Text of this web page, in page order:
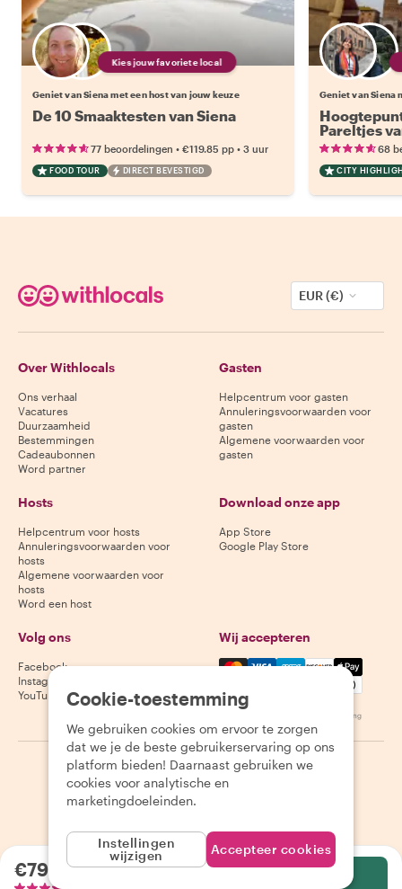
Kies jouw favoriete local
Geniet van Siena met een host van jouw keuze
De 10 Smaaktesten van Siena
77 beoordelingen • €119.85 pp • 3 uur
FOOD TOUR DIRECT BEVESTIGD
Geniet van Siena
Pareltjes
68
CITY
€79.41per persoon
EUR (€)
Over Withlocals
Ons verhaal
Vacatures
Duurzaamheid
Bestemmingen
Cadeaubonnen
Word partner
Gasten
Helpcentrum voor gasten
Annuleringsvoorwaarden voor
gasten
Algemene voorwaarden voor
gasten
Hosts
Helpcentrum voor hosts
Annuleringsvoorwaarden voor
hosts
Algemene voorwaarden voor
hosts
Word een host
Download onze app
App Store
Google Play Store
Volg ons
Facebook
Instagram
YouTube
Wij accepteren
Mastercard, Visa, Amex,
Beschikbaarheid varieert per bestemming
2026 Withlocals.com | Privacybeleid | Cookies | Sitemap
Cookie-toestemming
We gebruiken cookies om ervoor te zorgen
dat we je de beste gebruikerservaring op ons
platform bieden! Daarnaast gebruiken we
cookies voor analytische en
marketingdoeleinden.
Instellingen
wijzigen
Accepteer cookies